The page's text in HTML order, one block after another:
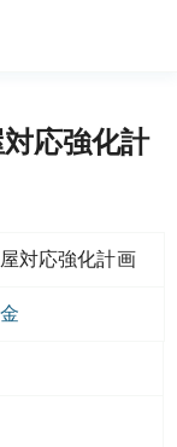
応強化計
対応強化計画